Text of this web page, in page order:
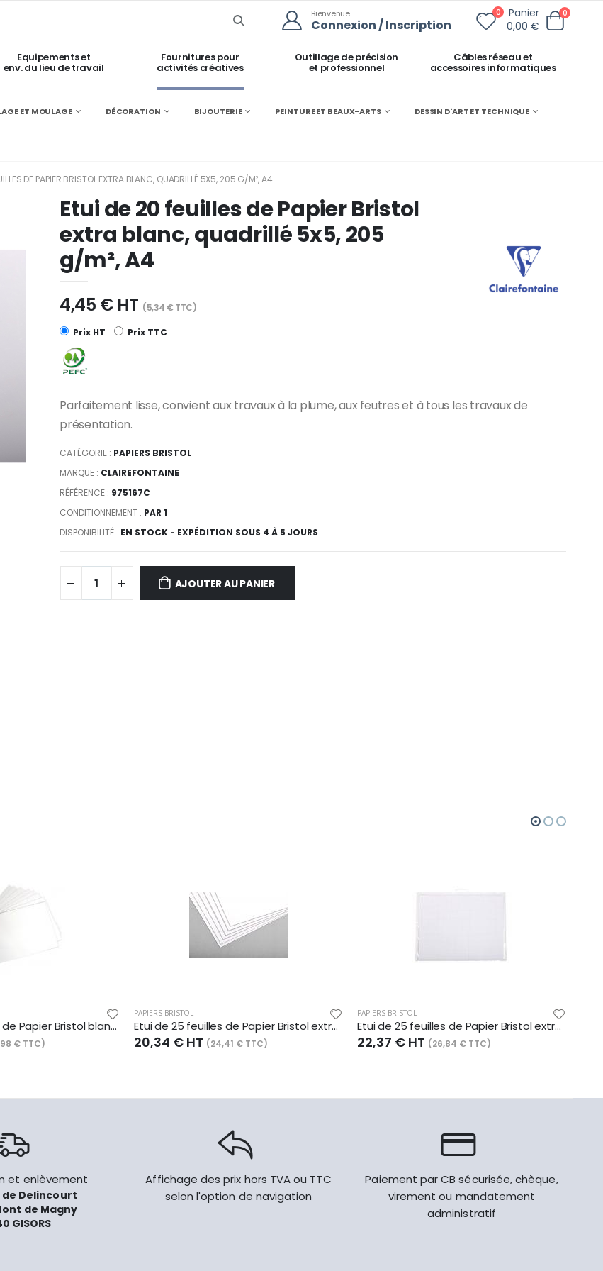
Bienvenue
Connexion / Inscription
0
Panier
0,00 €
0
Equipements et
env. du lieu de travail
Fournitures pour
activités créatives
Outillage de précision
et professionnel
Câbles réseau et
accessoires informatiques
ET MOULAGE DÉCORATION BIJOUTERIE PEINTURE ET BEAUX-ARTS
DESSIN D'ART ET TECHNIQUE
DE PAPIER BRISTOL EXTRA BLANC, QUADRILLÉ 5X5, 205 G/M², A4
Etui de 20 feuilles de Papier Bristol
extra blanc, quadrillé 5x5, 205
g/m², A4
4,45 € HT (5,34 € TTC)
Prix HT Prix TTC
Parfaitement lisse, convient aux travaux à la plume, aux feutres et à tous les travaux de
présentation.
CATÉGORIE : PAPIERS BRISTOL
MARQUE : CLAIREFONTAINE
RÉFÉRENCE : 975167C
CONDITIONNEMENT : PAR 1
DISPONIBILITÉ : EN STOCK - EXPÉDITION SOUS 4 À 5 JOURS
AJOUTER AU PANIER
Etui de 25 feuilles de Papier Bristol blanc, 924 g/m², 50x65
€ TTC)
PAPIERS BRISTOL
Etui de 25 feuilles de Papier Bristol extra blanc, 205 g/m², 50x65
20,34 € HT (24,41 € TTC)
PAPIERS BRISTOL
Etui de 25 feuilles de Papier Bristol extra blanc, quadrillé 5x5, 205 g/m², 50x65
22,37 € HT (26,84 € TTC)
et enlèvement
Delincourt
de Magny
GISORS
Affichage des prix hors TVA ou TTC
selon l'option de navigation
Paiement par CB sécurisée, chèque,
virement ou mandatement
administratif